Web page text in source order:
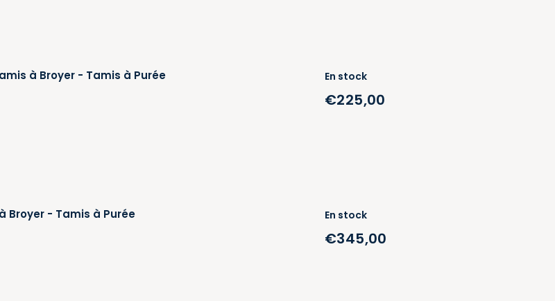
à Broyer - Tamis à Purée En stock
€225,00
Broyer - Tamis à Purée En stock
€345,00